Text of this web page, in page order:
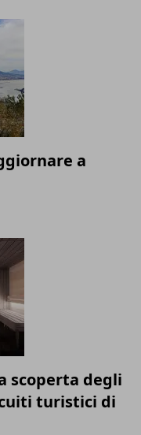
a
scoperta degli
turistici di